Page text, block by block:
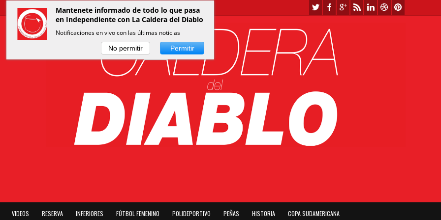
VIDEOS RESERVA INFERIORES FÚTBOL FEMENINO POLIDEPORTIVO PEÑAS HISTORIA COPA SUDAMERICANA
Mantenete informado de todo lo que pasa
en Independiente con La Caldera del Diablo
Notificaciones en vivo con las últimas noticias
No permitir Permitir